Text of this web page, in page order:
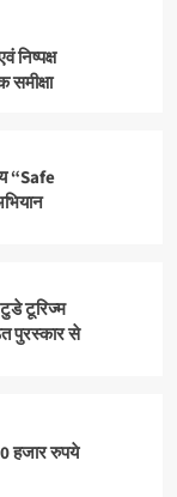
निष्पक्ष
“Safe
टूरिज्म
पुरस्कार से
हजार रुपये